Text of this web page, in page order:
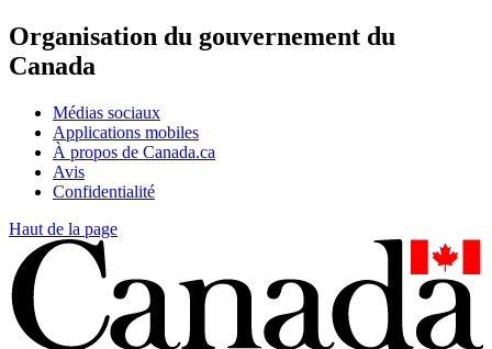
Organisation du gouvernement du
Canada
Médias sociaux
Applications mobiles
À propos de Canada.ca
Avis
Confidentialité
Haut de la page